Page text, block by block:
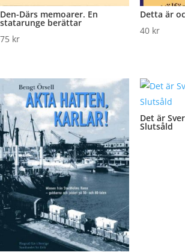
Den-Därs memoarer. En
statarunge berättar
75 kr
Detta är
40 kr
Det är
Slutsåld